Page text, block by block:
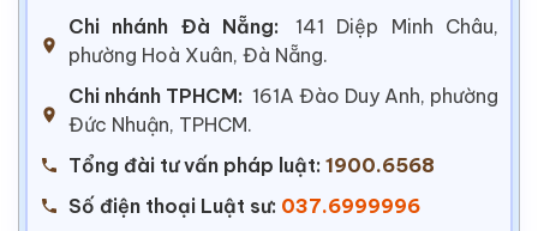
Chi nhánh Đà Nẵng:
141 Diệp Minh Châu,
phường Hoà Xuân, Đà Nẵng.
Chi nhánh TPHCM: 161A Đào Duy Anh, phường
Đức Nhuận, TPHCM.
Tổng đài tư vấn pháp luật: 1900.6568
Số điện thoại Luật sư: 037.6999996